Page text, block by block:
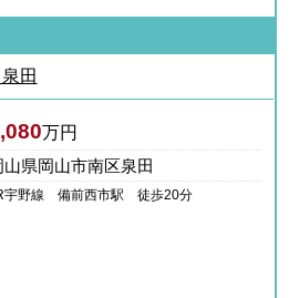
田
万円
山県岡山市南区泉田
宇野線 備前西市駅 徒歩20分